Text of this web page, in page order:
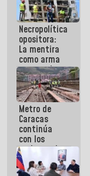
manejo de
escombros
en La Guaira
Necropolítica
opositora:
La mentira
como arma
contra el
Pueblo
Metro de
Caracas
continúa
con los
trabajos de
mantenimiento
e inspección